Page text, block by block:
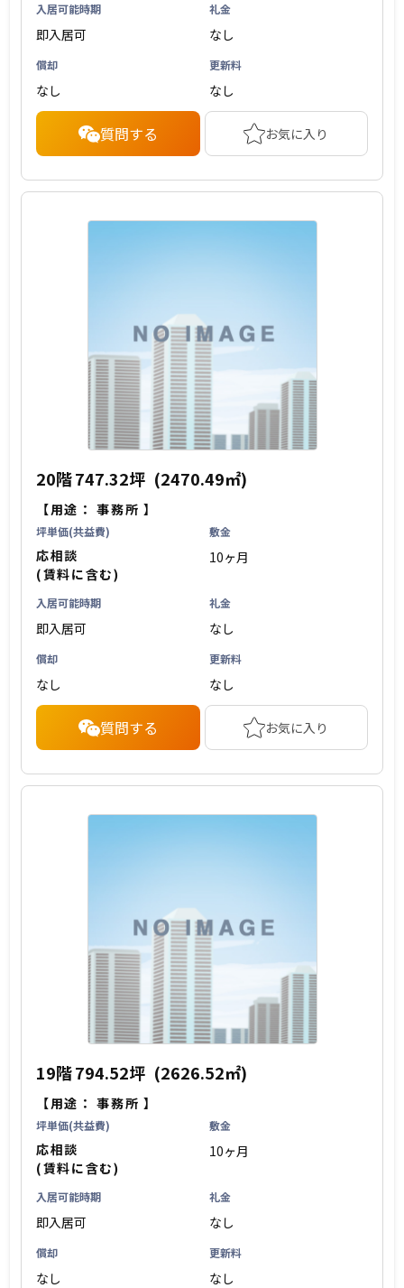
入居可能時期
即入居可
礼金
なし
償却
なし
更新料
なし
質問する お気に入り
20階747.32坪 (2470.49㎡)
【用途：事務所 】
坪単価(共益費)
応相談
(賃料に含む)
敷金
10ヶ月
入居可能時期
即入居可
礼金
なし
償却
なし
更新料
なし
質問する お気に入り
19階794.52坪 (2626.52㎡)
【用途：事務所 】
坪単価(共益費)
応相談
(賃料に含む)
敷金
10ヶ月
入居可能時期
即入居可
礼金
なし
償却
なし
更新料
なし